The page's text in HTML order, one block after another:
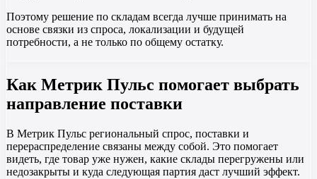
Поэтому решение по складам всегда лучше принимать на
основе связки из спроса, локализации и будущей
потребности, а не только по общему остатку.
Как Метрик Пульс помогает выбрать
направление поставки
В Метрик Пульс региональный спрос, поставки и
перераспределение связаны между собой. Это помогает
видеть, где товар уже нужен, какие склады перегружены или
недозакрыты и куда следующая партия даст лучший эффект.